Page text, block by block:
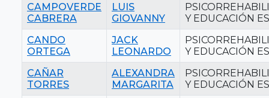
CAMPOVERDE
CABRERA
LUIS
GIOVANNY
Y EDUCACIÓN
CANDO
ORTEGA
JACK
LEONARDO
Y EDUCACIÓN
CAÑAR
TORRES
ALEXANDRA
MARGARITA
Y EDUCACIÓN